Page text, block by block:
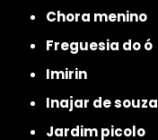
chora menino
freguesia do ó
imirin
inajar de souza
jardim picolo